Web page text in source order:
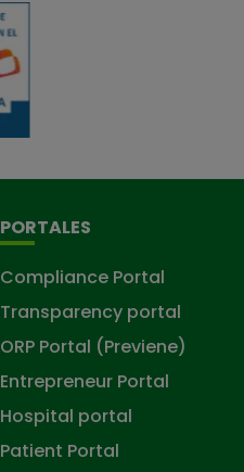
PORTALES
Compliance Portal
Transparency portal
ORP Portal (Previene)
Entrepreneur Portal
Hospital portal
Patient Portal